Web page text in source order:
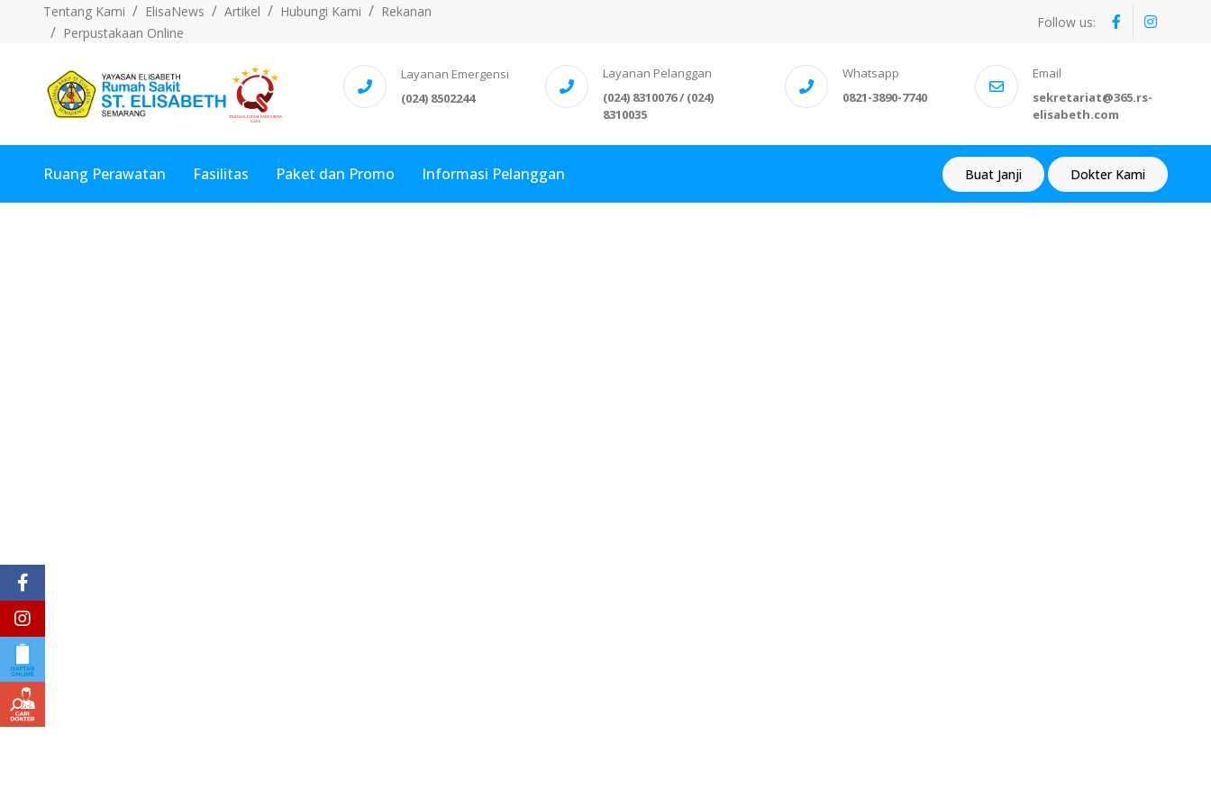
Tentang Kami ElisaNews Artikel Hubungi Kami
Rekanan
Perpustakaan Online
Follow us:
Layanan Emergensi
(024) 8502244
Layanan Pelanggan
(024) 8310076 / (024)
8310035
Whatsapp
0821-3890-7740
Email
sekretariat@365.rs-
elisabeth.com
Ruang Perawatan Fasilitas Paket dan Promo Informasi Pelanggan Buat Janji Dokter Kami